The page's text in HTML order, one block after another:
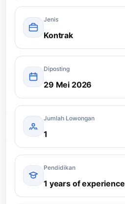
Jenis
Kontrak
Diposting
29 Mei 2026
Jumlah Lowongan
1
Pendidikan
1 years of experience